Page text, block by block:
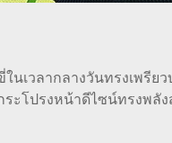
เวลากลางวันทรงเพรียว
ระโปรงหน้าดีไซน์ทรงพลั